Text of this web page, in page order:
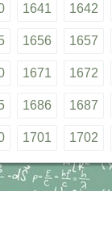
1641 1642
1656 1657
1671 1672
1686 1687
1701 1702